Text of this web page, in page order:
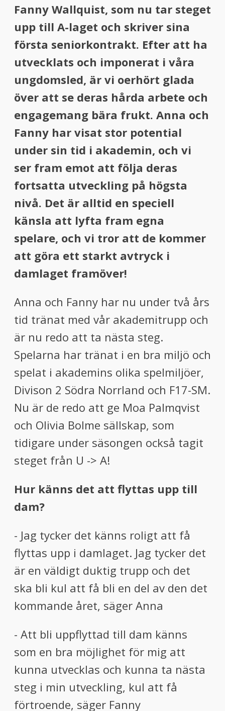
Fanny Wallquist, som nu tar steget
upp till A-laget och skriver sina
första seniorkontrakt. Efter att ha
utvecklats och imponerat i våra
ungdomsled, är vi oerhört glada
över att se deras hårda arbete och
engagemang bära frukt. Anna och
Fanny har visat stor potential
under sin tid i akademin, och vi
ser fram emot att följa deras
fortsatta utveckling på högsta
nivå. Det är alltid en speciell
känsla att lyfta fram egna
spelare, och vi tror att de kommer
att göra ett starkt avtryck i
damlaget framöver!
Anna och Fanny har nu under två års
tid tränat med vår akademitrupp och
är nu redo att ta nästa steg.
Spelarna har tränat i en bra miljö och
spelat i akademins olika spelmiljöer,
Divison 2 Södra Norrland och F17-SM.
Nu är de redo att ge Moa Palmqvist
och Olivia Bolme sällskap, som
tidigare under säsongen också tagit
steget från U -> A!
Hur känns det att flyttas upp till
dam?
- Jag tycker det känns roligt att få
flyttas upp i damlaget. Jag tycker det
är en väldigt duktig trupp och det
ska bli kul att få bli en del av den det
kommande året, säger Anna
- Att bli uppflyttad till dam känns
som en bra möjlighet för mig att
kunna utvecklas och kunna ta nästa
steg i min utveckling, kul att få
förtroende, säger Fanny